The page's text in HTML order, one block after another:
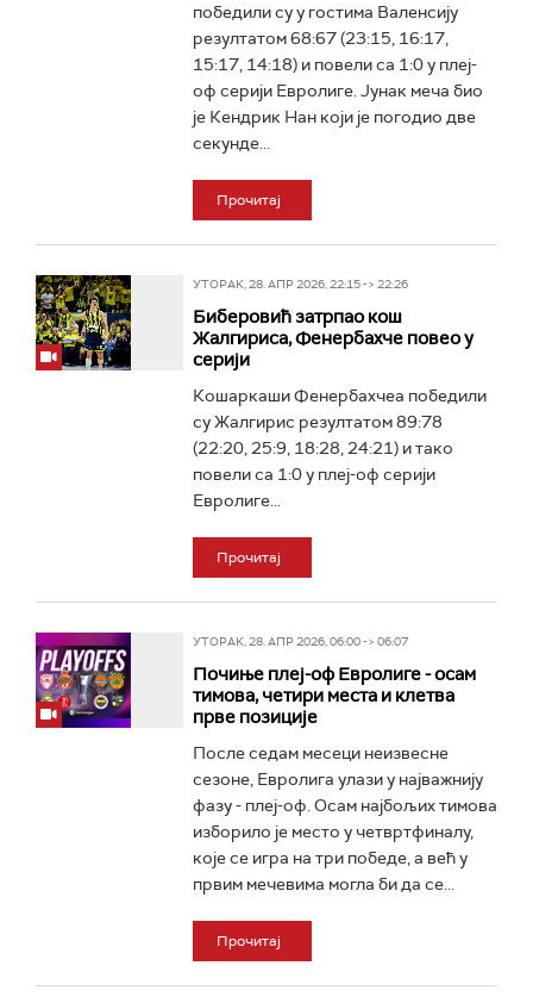
победили су у гостима Валенсију
резултатом 68:67 (23:15, 16:17,
15:17, 14:18) и повели са 1:0 у плеј-
оф серији Евролиге. Јунак меча био
је Кендрик Нан који је погодио две
секунде...
Прочитај
УТОРАК, 28. АПР 2026, 22:15 -> 22:26
Биберовић затрпао кош
Жалгириса, Фенербахче повео у
серији
Кошаркаши Фенербахчеа победили
су Жалгирис резултатом 89:78
(22:20, 25:9, 18:28, 24:21) и тако
повели са 1:0 у плеј-оф серији
Евролиге...
Прочитај
УТОРАК, 28. АПР 2026, 06:00 -> 06:07
Почиње плеј-оф Евролиге - осам
тимова, четири места и клетва
прве позиције
После седам месеци неизвесне
сезоне, Евролига улази у најважнију
фазу - плеј-оф. Осам најбољих тимова
изборило је место у четвртфиналу,
које се игра на три победе, а већ у
првим мечевима могла би да се...
Прочитај